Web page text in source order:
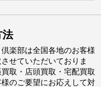
法
楽部は全国各地のお客様
せていただいておりま
取・店頭買取・宅配買取
のご要望にお応えして対